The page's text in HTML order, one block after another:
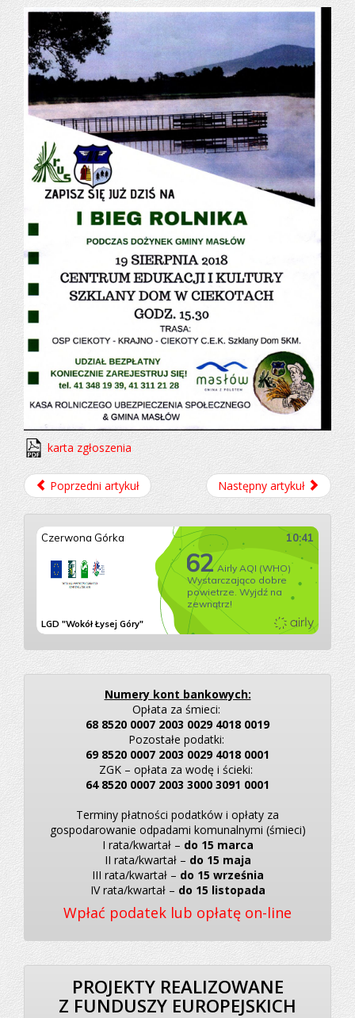
karta zgłoszenia
Poprzedni artykuł Następny artykuł
Numery kont bankowych:
Opłata za śmieci:
68 8520 0007 2003 0029 4018 0019
Pozostałe podatki:
69 8520 0007 2003 0029 4018 0001
ZGK – opłata za wodę i ścieki:
64 8520 0007 2003 3000 3091 0001
Terminy płatności podatków i opłaty za
gospodarowanie odpadami komunalnymi (śmieci)
I rata/kwartał – do 15 marca
II rata/kwartał – do 15 maja
III rata/kwartał – do 15 września
IV rata/kwartał – do 15 listopada
Wpłać podatek lub opłatę on-line
PROJEKTY REALIZOWANE
Z FUNDUSZY EUROPEJSKICH